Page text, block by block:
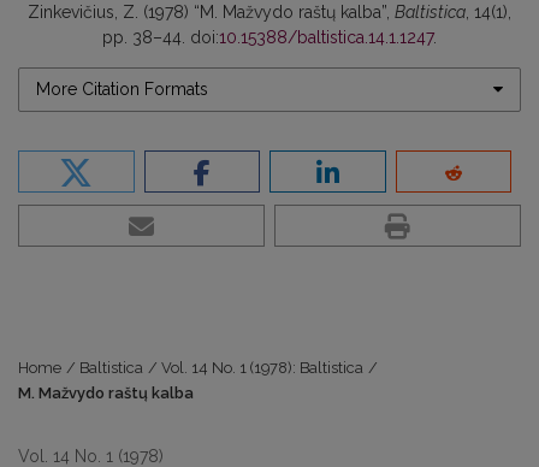
Zinkevičius, Z. (1978) “M. Mažvydo raštų kalba”, Baltistica , 14(1),
pp. 38–44. doi:10.15388/baltistica.14.1.1247.
More Citation Formats
Home / Baltistica / Vol. 14 No. 1 (1978): Baltistica /
M. Mažvydo raštų kalba
Vol. 14 No. 1 (1978)